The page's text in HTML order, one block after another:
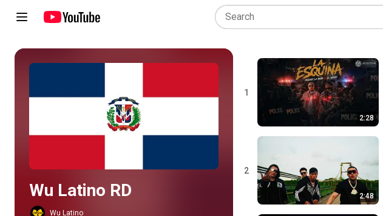
Play all
Wu Latino RD
Wu Latino
1
2:28
2
2:48